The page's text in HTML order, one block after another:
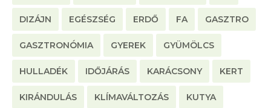
DIZÁJN EGÉSZSÉG ERDŐ FA GASZTRO
GASZTRONÓMIA GYEREK GYÜMÖLCS
HULLADÉK IDŐJÁRÁS KARÁCSONY KERT
KIRÁNDULÁS KLÍMAVÁLTOZÁS KUTYA